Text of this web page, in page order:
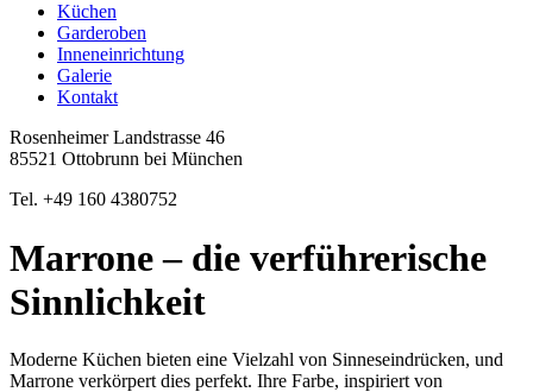
Küchen
Garderoben
Inneneinrichtung
Galerie
Kontakt
Rosenheimer Landstrasse 46
85521 Ottobrunn bei München
Tel. +49 160 4380752
Marrone – die verführerische
Sinnlichkeit
Moderne Küchen bieten eine Vielzahl von Sinneseindrücken, und
Marrone verkörpert dies perfekt. Ihre Farbe, inspiriert von